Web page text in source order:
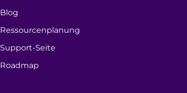
Blog
Ressourcenplanung
Support-Seite
Roadmap